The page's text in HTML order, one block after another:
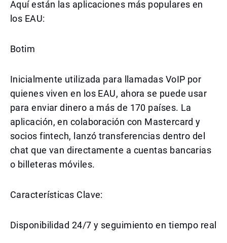
Aquí están las aplicaciones más populares en
los EAU:
Botim
Inicialmente utilizada para llamadas VoIP por
quienes viven en los EAU, ahora se puede usar
para enviar dinero a más de 170 países. La
aplicación, en colaboración con Mastercard y
socios fintech, lanzó transferencias dentro del
chat que van directamente a cuentas bancarias
o billeteras móviles.
Características Clave:
Disponibilidad 24/7 y seguimiento en tiempo real